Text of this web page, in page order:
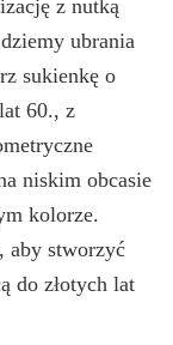
z nutką
ubrania
sukienkę o
60., z
niskim obcasie
kolorze.
aby stworzyć
do złotych lat